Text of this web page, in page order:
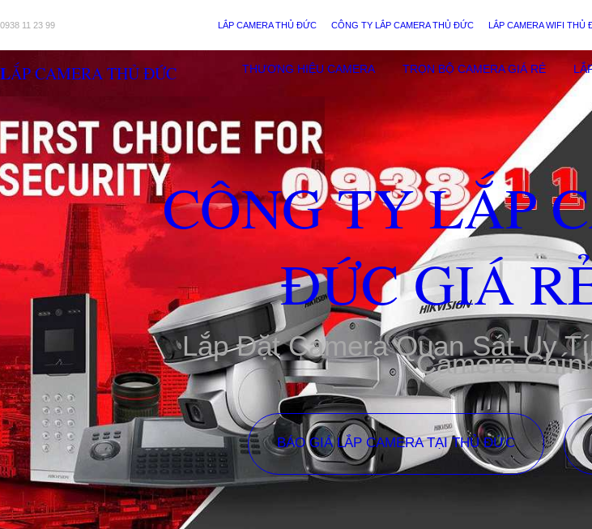
0938 11 23 99 LẮP CAMERA THỦ ĐỨC CÔNG TY LẮP CAMERA THỦ ĐỨC LẮP CAMERA WIFI THỦ
LẮP CAMERA THỦ ĐỨC THƯƠNG HIỆU CAMERA TRỌN BỘ CAMERA GIÁ RẺ
CÔNG TY LẮP
ĐỨC GIÁ
Lắp Đặt Camera Quan Sát Uy
Camera
BÁO GIÁ LẮP CAMERA TẠI THỦ ĐỨC